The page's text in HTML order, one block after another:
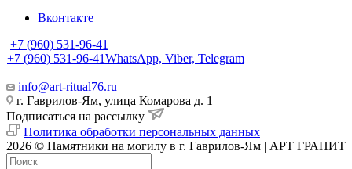
Вконтакте
+7 (960) 531-96-41
+7 (960) 531-96-41WhatsApp, Viber, Telegram
info@art-ritual76.ru
г. Гаврилов-Ям, улица Комарова д. 1
Подписаться на рассылку
Политика обработки персональных данных
2026 © Памятники на могилу в г. Гаврилов-Ям | АРТ ГРАНИТ